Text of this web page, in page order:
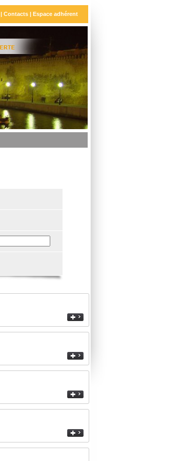
| Contacts | Espace adhérent